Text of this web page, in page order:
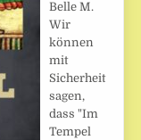
Belle M.
Wir
können
mit
Sicherheit
sagen,
dass "Im
Tempel